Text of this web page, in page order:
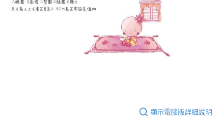
顯示電腦版詳細說明